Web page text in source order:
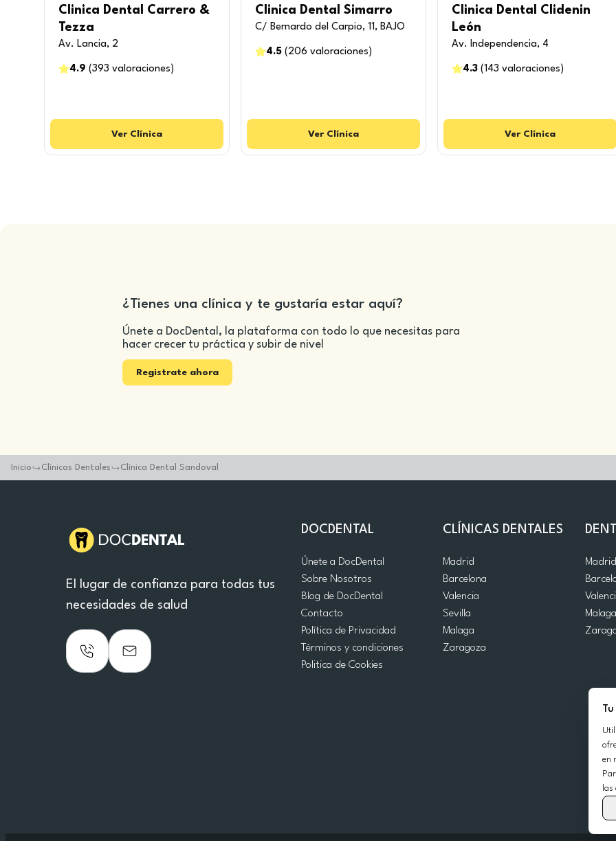
en
las
Clinica Dental Carrero &
Tezza
Av. Lancia, 2
4.9 (393 valoraciones )
Ver Clínica
Clinica Dental Simarro
C/ Bernardo del Carpio, 11, BAJO
4.5( 206 valoraciones )
Ver Clínica
Clinica Dental Clidenin
León
Av. Independencia, 4
4.3(143 valoraciones )
Ver Clínica
¿Tienes una clínica y te gustaría estar aquí?
Únete a DocDental, la plataforma con todo lo que necesitas para
hacer crecer tu práctica y subir de nivel
Registrate ahora
Inicio Clínicas Dentales Clínica Dental Sandoval
El lugar de confianza para todas tus
necesidades de salud
DOCDENTAL
Únete a DocDental
Sobre Nosotros
Blog de DocDental
Contacto
Política de Privacidad
Términos y condiciones
Politica de Cookies
CLÍNICAS DENTALES
Madrid
Barcelona
Valencia
Sevilla
Malaga
Zaragoza
Madrid
Malaga